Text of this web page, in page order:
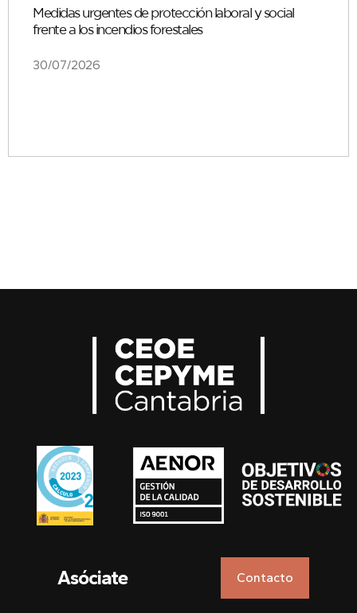
Medidas urgentes de protección laboral y social
frente a los incendios forestales
30/07/2026
Asóciate Contacto